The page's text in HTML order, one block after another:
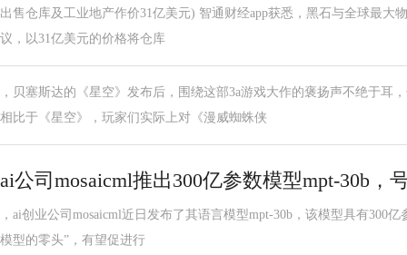
出售仓库及工业地产作价31亿美元) 智通财经app获悉，黑石与全球最大
议，以31亿美元的价格将仓库
，贝塞斯达的《星空》发布后，围绕这部3a游戏大作的褒扬声不绝于耳
相比于《星空》，玩家们实际上对《漫威蜘蛛侠
ai公司mosaicml推出300亿参数模型mpt-30b，
，ai创业公司mosaicml近日发布了其语言模型mpt-30b，该模型具有300
模型的零头”，有望促进行